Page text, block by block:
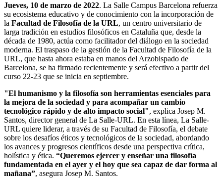
Jueves, 10 de marzo de 2022. ​La Salle Campus Barcelona refuerza
su ecosistema educativo y de conocimiento con la incorporación de
la Facultad de Filosofía de la URL, un centro universitario de
larga tradición en estudios filosóficos en Cataluña que, desde la
década de 1980, actúa como facilitador del diálogo en la sociedad
moderna. El traspaso de la gestión de la Facultad de Filosofía de la
URL, que hasta ahora estaba en manos del Arzobispado de
Barcelona, ​​se ha firmado recientemente y será efectivo a partir del
curso 22-23 que se inicia en septiembre.
"El humanismo y la filosofía son herramientas esenciales para
la mejora de la sociedad y para acompañar un cambio
tecnológico rápido y de alto impacto social", explica Josep M.
Santos, director general de La Salle-URL. En esta línea, La Salle-
URL quiere liderar, a través de su Facultad de Filosofía, el debate
sobre los desafíos éticos y tecnológicos de la sociedad, abordando
los avances y progresos científicos desde una perspectiva crítica,
holística y ética. “Queremos ejercer y enseñar una filosofía
fundamentada en el ayer y el hoy que sea capaz de dar forma al
mañana”, asegura Josep M. Santos.